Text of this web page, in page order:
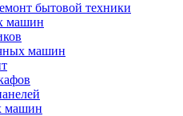
бытовой техники
машин
машин
машин